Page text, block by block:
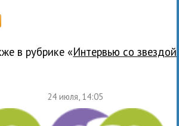
в рубрике « Интервью со звездой
24 июля, 14:05